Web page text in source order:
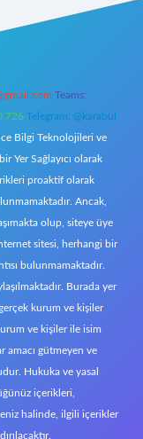
Teams:
726 Telegram: @karabul
Bilgi Teknolojileri ve
Yer Sağlayıcı olarak
proaktif olarak
Ancak,
olup, siteye üye
sitesi, herhangi bir
bulunmamaktadır.
Burada yer
kurum ve kişiler
ve kişiler ile isim
amacı gütmeyen ve
Hukuka ve yasal
içerikleri,
halinde, ilgili içerikler